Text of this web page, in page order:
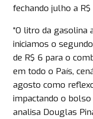
fechando julho a R$
“O litro da
iniciamos o
de R$ 6 para o
em todo o País,
agosto como
impactando o
analisa Douglas